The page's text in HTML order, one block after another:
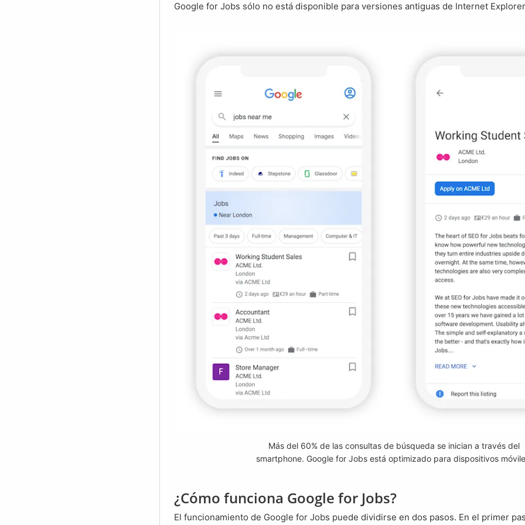
Google for Jobs sólo no está disponible para versiones antiguas de Internet
Más del 60% de las consultas de búsqueda se inician a través del
smartphone. Google for Jobs está optimizado para dispositivos
¿Cómo funciona Google for Jobs?
El funcionamiento de Google for Jobs puede dividirse en dos pasos. En el primer paso, Google tiene que